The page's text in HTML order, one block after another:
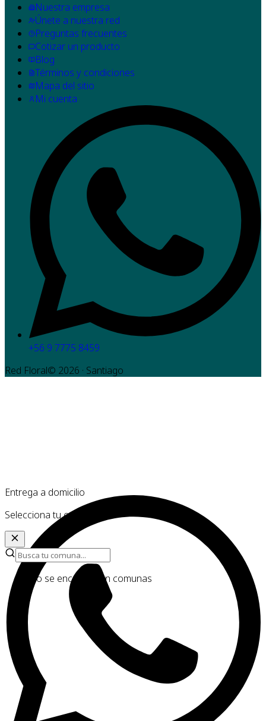
Nuestra empresa
Únete a nuestra red
Preguntas frecuentes
Cotizar un producto
Blog
Términos y condiciones
Mapa del sitio
Mi cuenta
+56 9 7775 8459
Red Floral© 2026 · Santiago
Entrega a domicilio
Selecciona tu comuna
No se encontraron comunas